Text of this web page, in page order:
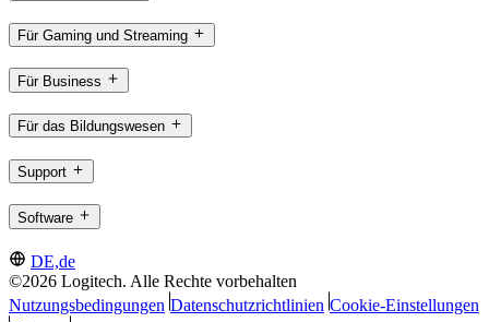
Für Gaming und Streaming
Für Business
Für das Bildungswesen
Support
Software
DE,de
©2026 Logitech. Alle Rechte vorbehalten
Nutzungsbedingungen Datenschutzrichtlinien Cookie-Einstellungen